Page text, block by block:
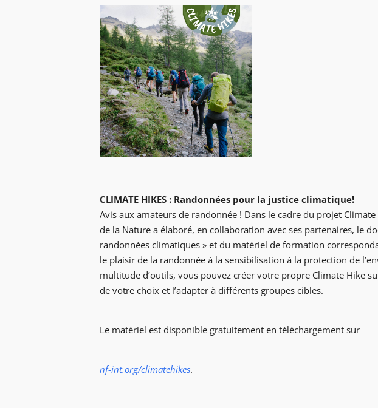
CLIMATE HIKES : Randonnées pour la justice climatique!
Avis aux amateurs de randonnée ! Dans le cadre du projet
de la Nature a élaboré, en collaboration avec ses partenaires, le
randonnées climatiques » et du matériel de formation
le plaisir de la randonnée à la sensibilisation à la protection de
multitude d’outils, vous pouvez créer votre propre Climate Hike
de votre choix et l’adapter à différents groupes cibles.
Le matériel est disponible gratuitement en téléchargement sur
nf-int.org/climatehikes.